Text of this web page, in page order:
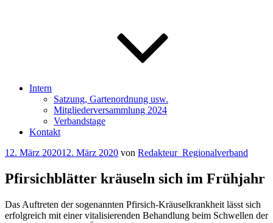
Intern
Satzung, Gartenordnung usw.
Mitgliederversammlung 2024
Verbandstage
Kontakt
Veröffentlicht
12. März 202012. März 2020 von Redakteur_Regionalverband
Pfirsichblätter kräuseln sich im Frühjahr
Das Auftreten der sogenannten Pfirsich-Kräuselkrankheit lässt sich
erfolgreich mit einer vitalisierenden Behandlung beim Schwellen der